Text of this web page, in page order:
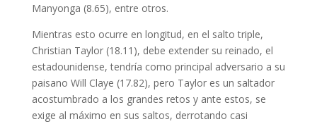
Manyonga (8.65), entre otros.
Mientras esto ocurre en longitud, en el salto triple,
Christian Taylor (18.11), debe extender su reinado, el
estadounidense, tendría como principal adversario a su
paisano Will Claye (17.82), pero Taylor es un saltador
acostumbrado a los grandes retos y ante estos, se
exige al máximo en sus saltos, derrotando casi